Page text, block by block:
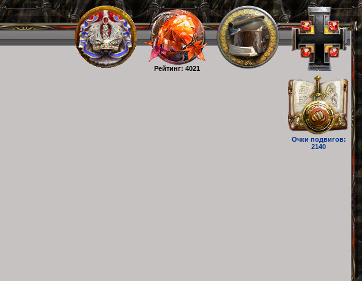
Рейтинг: 4021
Очки подвигов:
2140